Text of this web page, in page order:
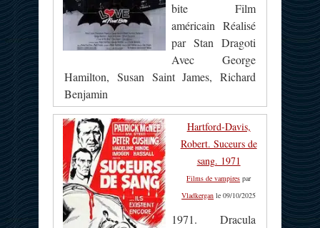
bite Film
américain Réalisé
par Stan Dragoti
Avec George
Hamilton, Susan Saint James, Richard
Benjamin
Hartford-Davis,
Robert. Suceurs de
sang. 1971
Films de vampires par
Vladkergan le 09/10/2025
1971. Dracula